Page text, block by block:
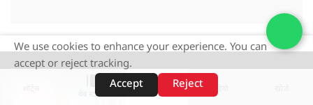
वेब स्टोरीज़
We use cookies to enhance your experience. You can
accept or reject tracking.
Accept
Reject